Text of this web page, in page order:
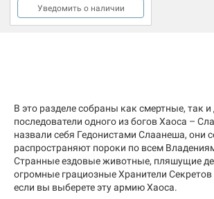
Уведомить о наличии
В это разделе собраны как смертные, так
последователи одного из богов Хаоса –
назвали себя Гедонистами Слаанеша, они
распространяют пороки по всем
Странные ездовые животные, пляшущие
огромные грациозные Хранители Секретов
если вы выберете эту армию Хаоса.